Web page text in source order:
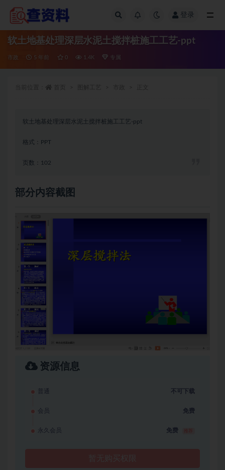
登录
软土地基处理深层水泥土搅拌桩施工工艺-ppt
市政 5 年前 0 1.4K 专属
软土地基处理深层水泥土搅拌桩施工工艺-ppt
格式：PPT
页数：102
部分内容截图
资源信息
普通 不可下载
会员 免费
永久会员 免费